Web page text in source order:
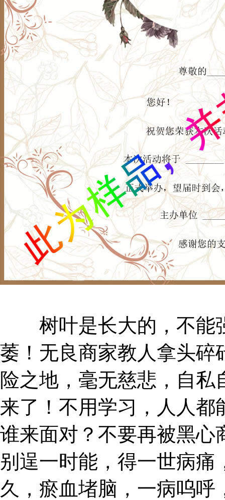
树叶是长大的，不能
萎！无良商家教人拿头碎
险之地，毫无慈悲，自
来了！不用学习，人人都
谁来面对？不要再被黑心
别逞一时能，得一世病
久，瘀血堵脑，一病呜